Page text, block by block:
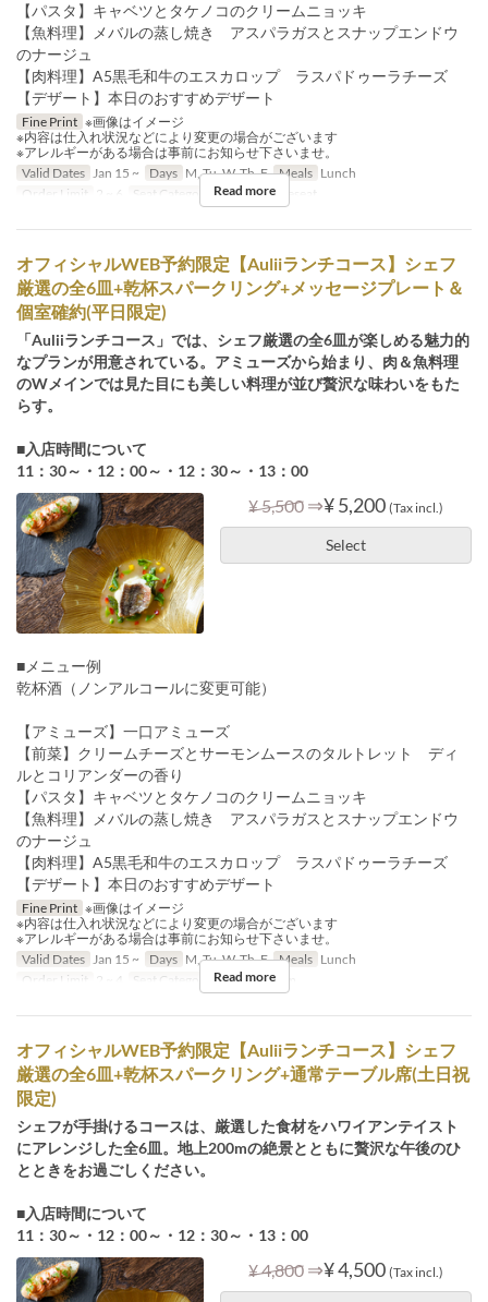
【パスタ】キャベツとタケノコのクリームニョッキ
【魚料理】メバルの蒸し焼き アスパラガスとスナップエンドウ
のナージュ
【肉料理】A5黒毛和牛のエスカロップ ラスパドゥーラチーズ
【デザート】本日のおすすめデザート
Fine Print ※画像はイメージ
※内容は仕入れ状況などにより変更の場合がございます
※アレルギーがある場合は事前にお知らせ下さいませ。
Valid Dates Jan 15 ~ Days M, Tu, W, Th, F Meals Lunch
Order Limit
2 ~ 6 Seat Category Window Sideseat
Read more
オフィシャルWEB予約限定【Auliiランチコース】シェフ
厳選の全6皿+乾杯スパークリング+メッセージプレート＆
個室確約(平日限定)
「Auliiランチコース」では、シェフ厳選の全6皿が楽しめる魅力的
なプランが用意されている。アミューズから始まり、肉＆魚料理
のWメインでは見た目にも美しい料理が並び贅沢な味わいをもた
らす。
■入店時間について
11：30～・12：00～・12：30～・13：00
¥ 5,500 ⇒¥ 5,200 (Tax incl.)
Select
■メニュー例
乾杯酒（ノンアルコールに変更可能）
【アミューズ】一口アミューズ
【前菜】クリームチーズとサーモンムースのタルトレット ディ
ルとコリアンダーの香り
【パスタ】キャベツとタケノコのクリームニョッキ
【魚料理】メバルの蒸し焼き アスパラガスとスナップエンドウ
のナージュ
【肉料理】A5黒毛和牛のエスカロップ ラスパドゥーラチーズ
【デザート】本日のおすすめデザート
Fine Print ※画像はイメージ
※内容は仕入れ状況などにより変更の場合がございます
※アレルギーがある場合は事前にお知らせ下さいませ。
Valid Dates Jan 15 ~ Days M, Tu, W, Th, F Meals Lunch
Order Limit
2 ~ 4 Seat Category Private Room
Read more
オフィシャルWEB予約限定【Auliiランチコース】シェフ
厳選の全6皿+乾杯スパークリング+通常テーブル席(土日祝
限定)
シェフが手掛けるコースは、厳選した食材をハワイアンテイスト
にアレンジした全6皿。地上200mの絶景とともに贅沢な午後のひ
とときをお過ごしください。
■入店時間について
11：30～・12：00～・12：30～・13：00
¥ 4,800 ⇒¥ 4,500 (Tax incl.)